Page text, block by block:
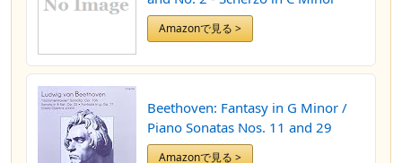
Amazonで見る >
Beethoven: Fantasy in G Minor /
Piano Sonatas Nos. 11 and 29
Amazonで見る >